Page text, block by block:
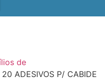
de
ADESIVOS P/ CABIDE